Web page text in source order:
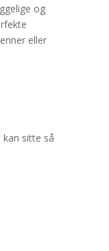
og
eller
kan sitte så